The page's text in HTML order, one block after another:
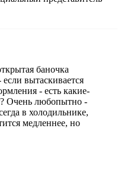
баночка
вытаскивается
- есть какие-
Очень любопытно -
в холодильнике,
медленнее, но